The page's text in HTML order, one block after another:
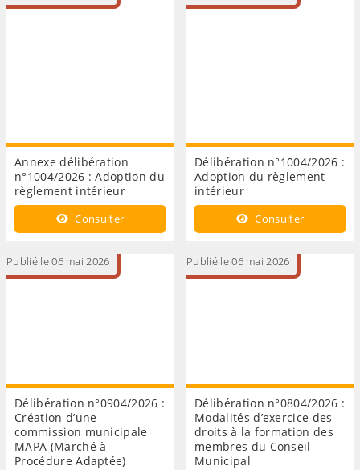
Annexe délibération
n°1004/2026 : Adoption du
règlement intérieur
Consulter
Délibération n°1004/2026 :
Adoption du règlement
intérieur
Consulter
Publié le 06 mai 2026
Délibération n°0904/2026 :
Création d’une
commission municipale
MAPA (Marché à
Procédure Adaptée)
Publié le 06 mai 2026
Délibération n°0804/2026 :
Modalités d’exercice des
droits à la formation des
membres du Conseil
Municipal